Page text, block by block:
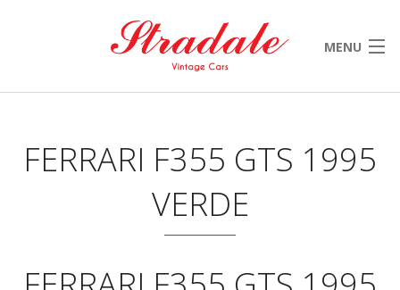
MENU
HOME
SOLD
FERRARI F355 GTS 1995
VERDE